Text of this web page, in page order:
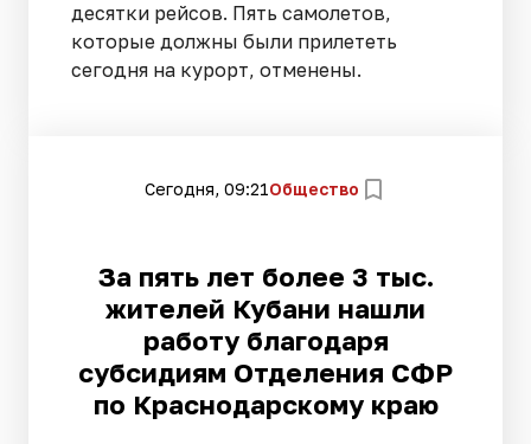
десятки рейсов. Пять самолетов,
которые должны были прилететь
сегодня на курорт, отменены.
Сегодня, 09:21Общество
За пять лет более 3 тыс.
жителей Кубани нашли
работу благодаря
субсидиям Отделения СФР
по Краснодарскому краю